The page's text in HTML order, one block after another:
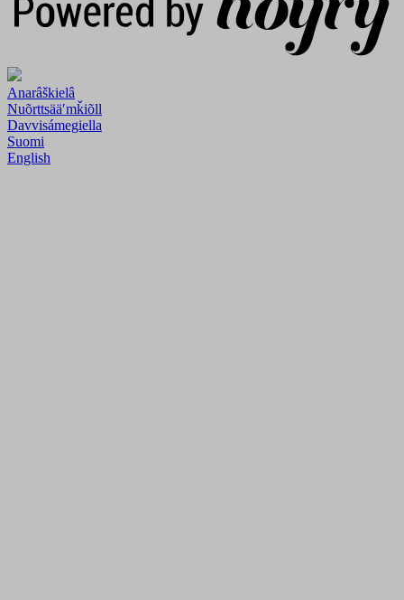
Anarâškielâ
Nuõrttsääʹmǩiõll
Davvisámegiella
Suomi
English